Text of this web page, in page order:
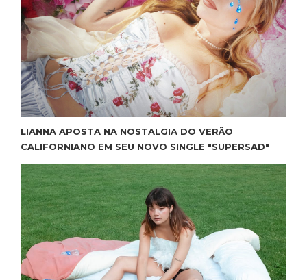
LIANNA APOSTA NA NOSTALGIA DO VERÃO
CALIFORNIANO EM SEU NOVO SINGLE "SUPERSAD"